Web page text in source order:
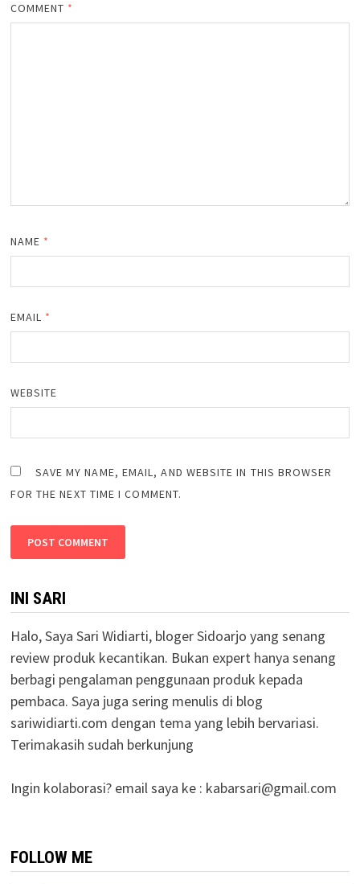
COMMENT *
NAME *
EMAIL *
WEBSITE
SAVE MY NAME, EMAIL, AND WEBSITE IN THIS BROWSER
FOR THE NEXT TIME I COMMENT.
INI SARI
Halo, Saya Sari Widiarti, bloger Sidoarjo yang senang
review produk kecantikan. Bukan expert hanya senang
berbagi pengalaman penggunaan produk kepada
pembaca. Saya juga sering menulis di blog
sariwidiarti.com dengan tema yang lebih bervariasi.
Terimakasih sudah berkunjung
Ingin kolaborasi? email saya ke : kabarsari@gmail.com
FOLLOW ME